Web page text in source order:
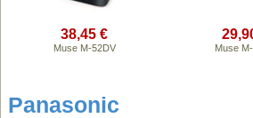
38,45 €
Muse M-52DV Muse
Panasonic